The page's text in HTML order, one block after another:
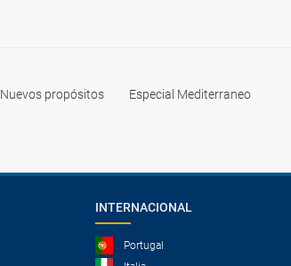
Nuevos propósitos Especial Mediterraneo
INTERNACIONAL
Portugal